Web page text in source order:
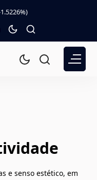
e senso estético, em